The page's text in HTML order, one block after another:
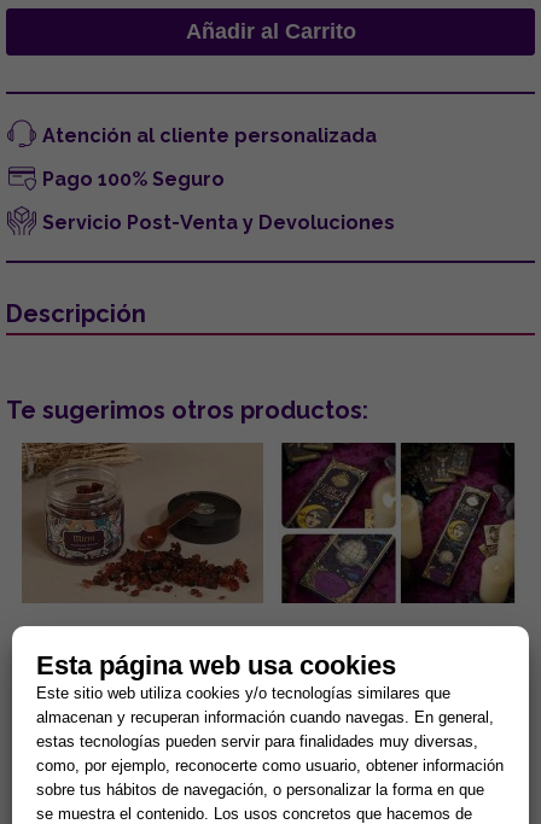
Atención al cliente personalizada
Pago 100% Seguro
Servicio Post-Venta y Devoluciones
Descripción
Te sugerimos otros productos:
MIRRA. TARRO DE 100G
(INCLUYE CUCHARA
MEDIDORA)
Este incienso de resina en
grano de exquisito aroma
viene presentado en un tarro
de 100 gr. que incluye, para ...
4,32 €
Comprar
MARSELLA (Nag Champa y
Olíbano)
...
5,37 €
Comprar
Esta página web usa cookies
Este sitio web utiliza cookies y/o tecnologías similares que
almacenan y recuperan información cuando navegas. En general,
estas tecnologías pueden servir para finalidades muy diversas,
como, por ejemplo, reconocerte como usuario, obtener información
sobre tus hábitos de navegación, o personalizar la forma en que
se muestra el contenido. Los usos concretos que hacemos de